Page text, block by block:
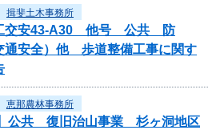
揖斐土木事務所
工交安43-A30 他号 公共 防
通安全）他 歩道整備工事に関す
恵那農林事務所
】公共 復旧治山事業 杉ヶ洞地区